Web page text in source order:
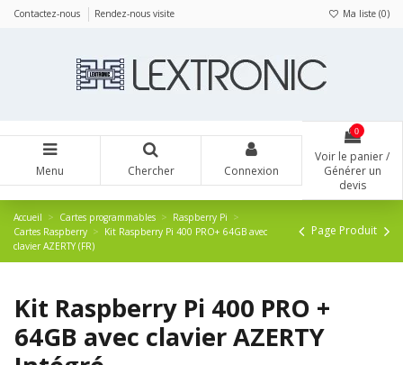
Contactez-nous Rendez-nous visite Ma liste (0)
Menu Chercher Connexion
0
Voir le panier /
Générer un
devis
Accueil Cartes programmables
Raspberry Pi
Cartes Raspberry
Kit Raspberry Pi 400 PRO+ 64GB avec
clavier AZERTY (FR)
Page Produit
Kit Raspberry Pi 400 PRO +
64GB avec clavier AZERTY
Panneau de gestion des cookies